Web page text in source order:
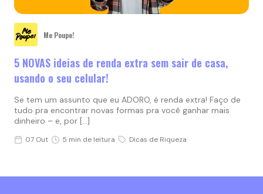
Me Poupe!
5 NOVAS ideias de renda extra sem sair de casa,
usando o seu celular!
Se tem um assunto que eu ADORO, é renda extra! Faço de
tudo pra encontrar novas formas pra você ganhar mais
dinheiro – e, por […]
07 Out 5 min de leitura Dicas de Riqueza